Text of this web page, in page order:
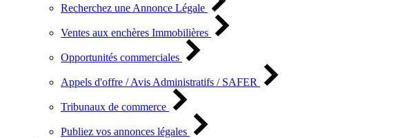
Recherchez une Annonce Légale
Ventes aux enchères Immobilières
Opportunités commerciales
Appels d'offre / Avis Administratifs / SAFER
Tribunaux de commerce
Publiez vos annonces légales